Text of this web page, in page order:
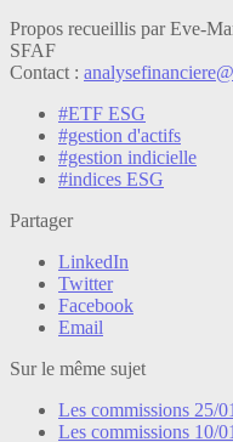
Propos recueillis par Eve-
SFAF
Contact :
#ETF ESG
#gestion d'actifs
#gestion indicielle
#indices ESG
Partager
LinkedIn
Twitter
Facebook
Email
Sur le même sujet
Les commissions 25/
Les commissions 10/